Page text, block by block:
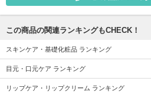
この商品の関連ランキングもCHECK！
スキンケア・基礎化粧品 ランキング
目元・口元ケア ランキング
リップケア・リップクリーム ランキング